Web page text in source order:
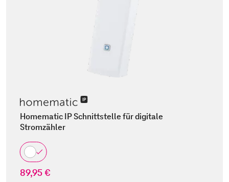
Homematic IP Schnittstelle für digitale
Stromzähler
89,95 €